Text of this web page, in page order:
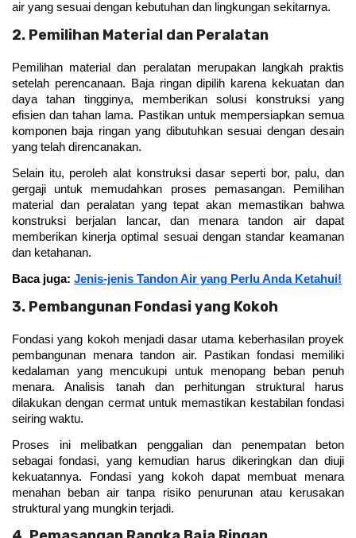
air yang sesuai dengan kebutuhan dan lingkungan sekitarnya.
2. Pemilihan Material dan Peralatan
Pemilihan material dan peralatan merupakan langkah praktis
setelah perencanaan. Baja ringan dipilih karena kekuatan dan
daya tahan tingginya, memberikan solusi konstruksi yang
efisien dan tahan lama. Pastikan untuk mempersiapkan semua
komponen baja ringan yang dibutuhkan sesuai dengan desain
yang telah direncanakan.
Selain itu, peroleh alat konstruksi dasar seperti bor, palu, dan
gergaji untuk memudahkan proses pemasangan. Pemilihan
material dan peralatan yang tepat akan memastikan bahwa
konstruksi berjalan lancar, dan menara tandon air dapat
memberikan kinerja optimal sesuai dengan standar keamanan
dan ketahanan.
Baca juga: Jenis-jenis Tandon Air yang Perlu Anda Ketahui!
3. Pembangunan Fondasi yang Kokoh
Fondasi yang kokoh menjadi dasar utama keberhasilan proyek
pembangunan menara tandon air. Pastikan fondasi memiliki
kedalaman yang mencukupi untuk menopang beban penuh
menara. Analisis tanah dan perhitungan struktural harus
dilakukan dengan cermat untuk memastikan kestabilan fondasi
seiring waktu.
Proses ini melibatkan penggalian dan penempatan beton
sebagai fondasi, yang kemudian harus dikeringkan dan diuji
kekuatannya. Fondasi yang kokoh dapat membuat menara
menahan beban air tanpa risiko penurunan atau kerusakan
struktural yang mungkin terjadi.